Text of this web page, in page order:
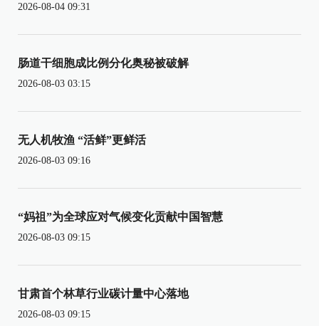
2026-08-04 09:31
肠道干细胞成比例分化奥秘被破解
2026-08-03 03:15
无人机牧渔 “活鲜”更鲜活
2026-08-03 09:16
“妈祖”为全球应对气候变化贡献中国智慧
2026-08-03 09:15
甘肃首个林草行业碳计量中心落地
2026-08-03 09:15